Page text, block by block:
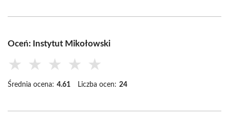
Oceń: Instytut Mikołowski
★ ★ ★ ★ ★
Średnia ocena: 4.61 Liczba ocen: 24